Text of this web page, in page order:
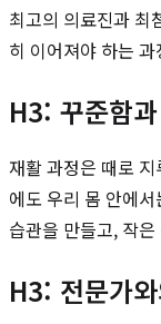
최고의 의료진과 최
히 이어져야 하는
H3: 꾸준함
재활 과정은 때로
에도 우리 몸 안에
습관을 만들고, 작
H3: 전문가